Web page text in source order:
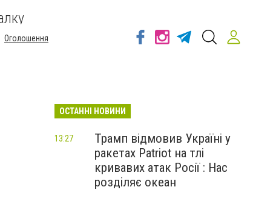
Оголошення
ОСТАННІ НОВИНИ
Трамп відмовив Україні у
ракетах Patriot на тлі
кривавих атак Росії : Нас
розділяє океан
13:27